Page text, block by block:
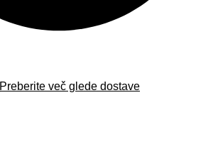
Preberite več glede dostave